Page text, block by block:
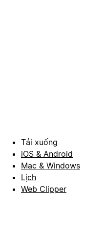
Tải xuống
iOS & Android
Mac & Windows
Lịch
Web Clipper